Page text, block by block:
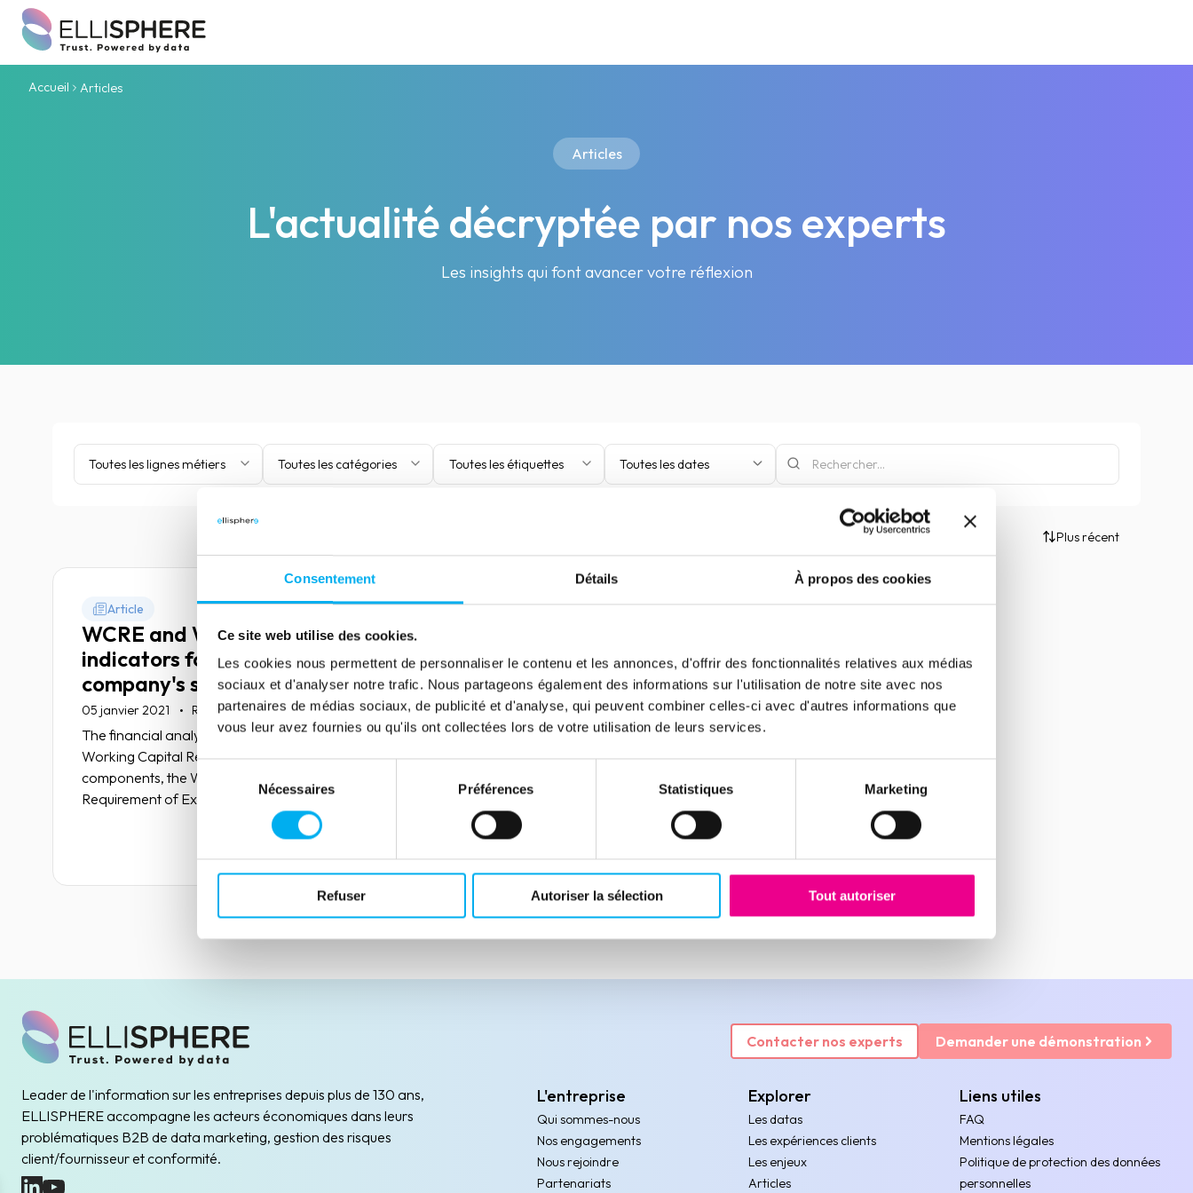
Consentement Détails À propos des cookies
Ce site web utilise des cookies.
Les cookies nous permettent de personnaliser le contenu et les annonces, d'offrir des fonctionnalités relatives aux médias
sociaux et d'analyser notre trafic. Nous partageons également des informations sur l'utilisation de notre site avec nos
partenaires de médias sociaux, de publicité et d'analyse, qui peuvent combiner celles-ci avec d'autres informations que
vous leur avez fournies ou qu'ils ont collectées lors de votre utilisation de leurs services.
consentement
Nécessaires Préférences Statistiques Marketing
Refuser Autoriser la sélection Tout autoriser
Accueil Articles
Articles
L'actualité décryptée par nos experts
Les insights qui font avancer votre réflexion
Toutes les lignes métiers Toutes les catégories Toutes les étiquettes Toutes les dates
Plus récent
Article
WCRE and WCRWE,
indicators for assessing a
company's solvency
05 janvier 2021 Risk management
The financial analysis breaks down the
Working Capital Requirement into two
components, the Working Capital
Requirement of Exploitation and the Working
Capital Requirement without Exploitation .
Zoom in on these two indicators.Lire la suite
Contacter nos experts Demander une démonstration
Leader de l'information sur les entreprises depuis plus de 130 ans,
ELLISPHERE accompagne les acteurs économiques dans leurs
problématiques B2B de data marketing, gestion des risques
client/fournisseur et conformité.
(nouvelle fenêtre)
(nouvelle fenêtre)
L'entreprise
Qui sommes-nous
Nos engagements
Nous rejoindre
Partenariats
Explorer
Les datas
Les expériences clients
Les enjeux
Articles
Liens utiles
FAQ
Mentions légales
Politique de protection des données
personnelles